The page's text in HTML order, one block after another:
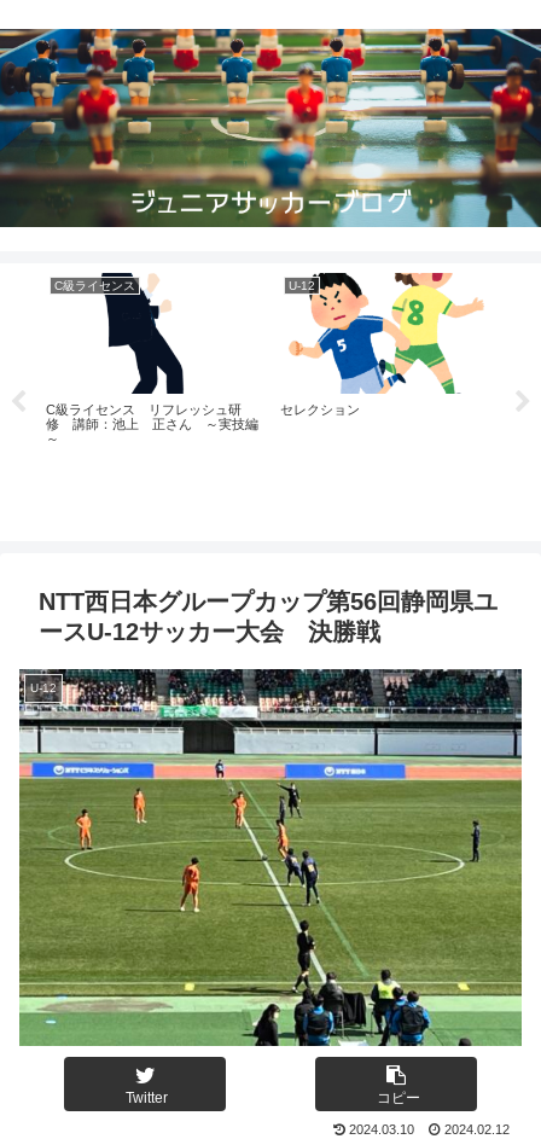
C級ライセンス
C級ライセンス リフレッシュ研
修 講師：池上 正さん ～実技編
～
U-12
セレクション
高
NTT西日本グループカップ第56回静岡県ユ
ースU-12サッカー大会 決勝戦
U-12
Twitter コピー
2024.03.10 2024.02.12